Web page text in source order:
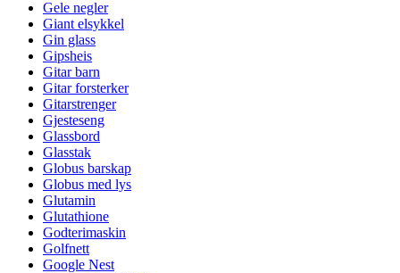
Gele negler
Giant elsykkel
Gin glass
Gipsheis
Gitar barn
Gitar forsterker
Gitarstrenger
Gjesteseng
Glassbord
Glasstak
Globus barskap
Globus med lys
Glutamin
Glutathione
Godterimaskin
Golfnett
Google Nest